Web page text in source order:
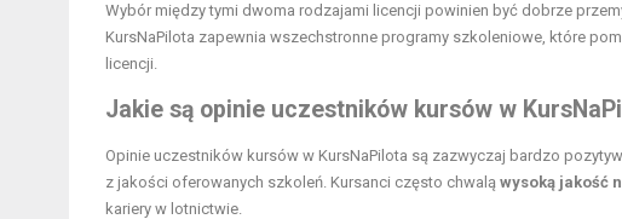
Wybór między tymi dwoma rodzajami licencji powinien być dobrze
KursNaPilota zapewnia wszechstronne programy szkoleniowe, które
licencji.
Jakie są opinie uczestników kursów w
Opinie uczestników kursów w KursNaPilota są zazwyczaj bardzo
z jakości oferowanych szkoleń. Kursanci często chwalą wysoką jakość
kariery w lotnictwie.